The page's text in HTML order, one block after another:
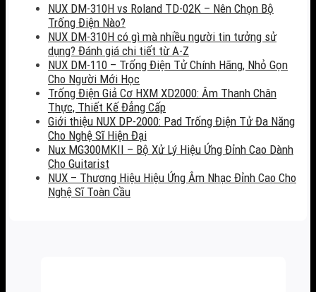
NUX DM-310H vs Roland TD-02K – Nên Chọn Bộ
Trống Điện Nào?
NUX DM-310H có gì mà nhiều người tin tưởng sử
dụng? Đánh giá chi tiết từ A-Z
NUX DM-110 – Trống Điện Tử Chính Hãng, Nhỏ Gọn
Cho Người Mới Học
Trống Điện Giả Cơ HXM XD2000: Âm Thanh Chân
Thực, Thiết Kế Đẳng Cấp
Giới thiệu NUX DP-2000: Pad Trống Điện Tử Đa Năng
Cho Nghệ Sĩ Hiện Đại
Nux MG300MKII – Bộ Xử Lý Hiệu Ứng Đỉnh Cao Dành
Cho Guitarist
NUX – Thương Hiệu Hiệu Ứng Âm Nhạc Đỉnh Cao Cho
Nghệ Sĩ Toàn Cầu